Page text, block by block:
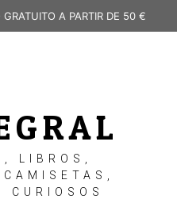
GRATUITO A PARTIR DE 50 €
LIBROS,
CURIOSOS